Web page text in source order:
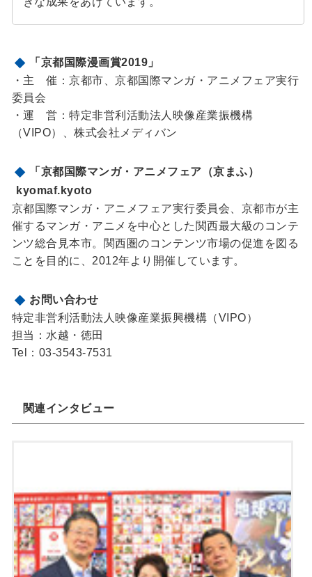
「京都国際漫画賞2019」
・主 催：京都市、京都国際マンガ・アニメフェア実行
委員会
・運 営：特定非営利活動法人映像産業振機構
（VIPO）、株式会社メディバン
「京都国際マンガ・アニメフェア（京まふ）
kyomaf.kyoto
京都国際マンガ・アニメフェア実行委員会、京都市が主
催するマンガ・アニメを中心とした関西最大級のコンテ
ンツ総合見本市。関西圏のコンテンツ市場の促進を図る
ことを目的に、2012年より開催しています。
お問い合わせ
特定非営利活動法人映像産業振興機構（VIPO）
担当：水越・徳田
Tel：03-3543-7531
関連インタビュー